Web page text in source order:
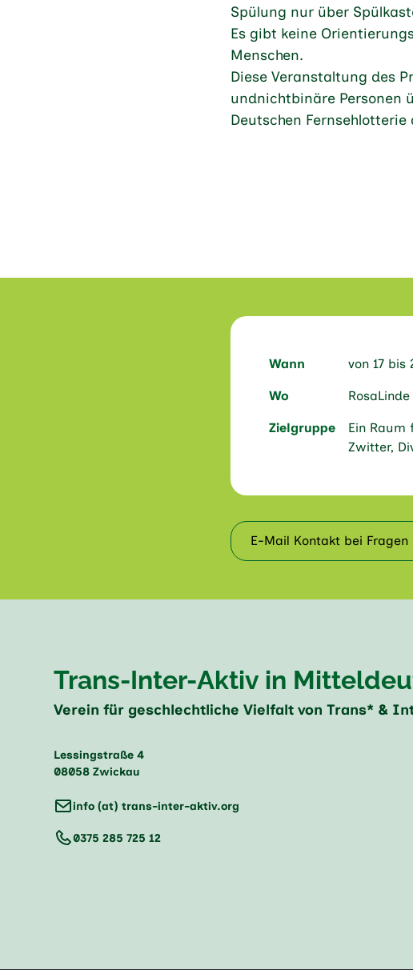
Spülung nur über
Es gibt keine
Menschen.
Diese Veranstaltung des
undnichtbinäre Personen
Deutschen
Wann von 17 bis
Wo
Zielgruppe
Ein Raum
Zwitter,
E-Mail Kontakt bei Fragen
Trans-Inter-Aktiv in
Verein für geschlechtliche Vielfalt von Trans* &
Lessingstraße 4
08058 Zwickau
info (at) trans-inter-aktiv.org
0375 285 725 12